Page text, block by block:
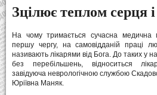
Зцілює теплом серця
На чому тримається сучасна медична
першу чергу, на самовідданій праці
називають лікарями від Бога. До таких у
без перебільшень, відноситься
завідуюча неврологічною службою
Юріївна Маняк.